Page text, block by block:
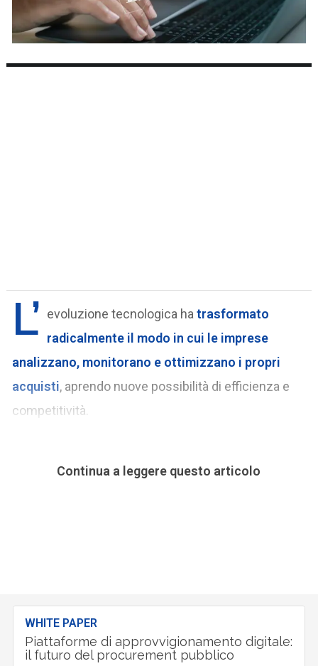
L’ evoluzione tecnologica hatrasformato
radicalmente il modo in cui le imprese
analizzano, monitorano e ottimizzano i propri
acquisti, aprendo nuove possibilità di efficienza e
competitività.
Continua a leggere questo articolo
WHITE PAPER
Piattaforme di approvvigionamento digitale:
il futuro del procurement pubblico